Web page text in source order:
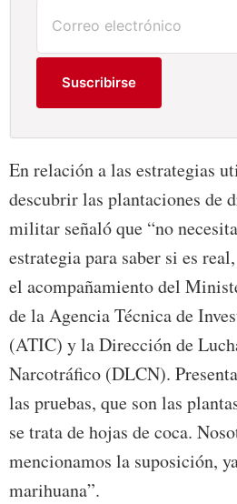
Suscribirse
En relación a las estrategias
descubrir las plantaciones de
militar señaló que “no
estrategia para saber si es
el acompañamiento del
de la Agencia Técnica de
(ATIC) y la Dirección de
Narcotráfico (DLCN).
las pruebas, que son las
se trata de hojas de coca.
mencionamos la suposición,
marihuana”.